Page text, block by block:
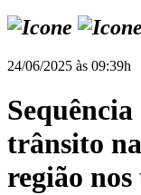
24/06/2025 às 09:39h
trânsito
região